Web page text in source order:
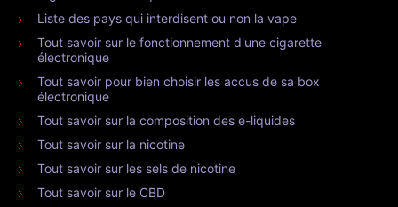
Liste des pays qui interdisent ou non la vape
Tout savoir sur le fonctionnement d'une cigarette
électronique
Tout savoir pour bien choisir les accus de sa box
électronique
Tout savoir sur la composition des e-liquides
Tout savoir sur la nicotine
Tout savoir sur les sels de nicotine
Tout savoir sur le CBD